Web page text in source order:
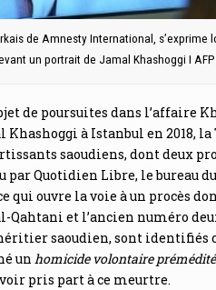
de Amnesty International,
un portrait de Jamal Khashoggi I AFP
de poursuites dans l’affaire
à Istanbul en 2018,
saoudiens, dont deux
Quotidien Libre, le bureau
qui ouvre la voie à un procès
Qahtani et l’ancien numéro
saoudien, sont
un homicide volontaire
pris part à ce meurtre.